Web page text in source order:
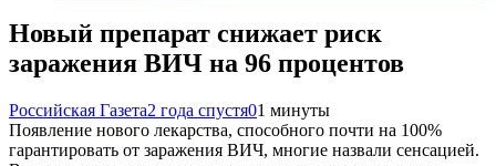
Новый препарат снижает риск
заражения ВИЧ на 96 процентов
Российская Газета2 года спустя01 минуты
Появление нового лекарства, способного почти на 100%
гарантировать от заражения ВИЧ, многие назвали сенсацией.